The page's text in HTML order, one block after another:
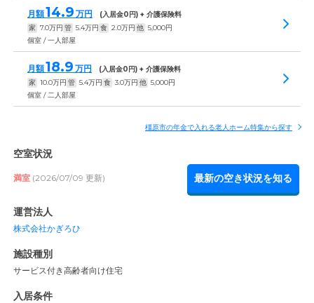
月額14.9 万円 (入居金0円) + 介護保険料
家 7.0万円 管 5.4万円 食 2.0万円 他 5,000円
個室 / 一人部屋
月額18.9 万円 (入居金0円) + 介護保険料
家 10.0万円 管 5.4万円 食 3.0万円 他 5,000円
個室 / 二人部屋
橿原市の年金で入れる老人ホーム特集から探す
空室状況
満室 (2026/07/09 更新) 最新の空き状況を知る
運営法人
株式会社かぎろひ
施設種別
サービス付き高齢者向け住宅
入居条件